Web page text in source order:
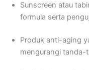
Sunscreen atau
formula serta
Produk anti-aging
mengurangi tanda-